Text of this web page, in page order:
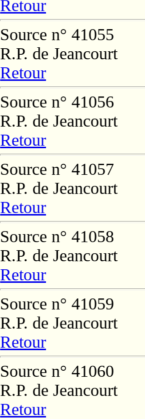
Retour
Source n° 41055
R.P. de Jeancourt
Retour
Source n° 41056
R.P. de Jeancourt
Retour
Source n° 41057
R.P. de Jeancourt
Retour
Source n° 41058
R.P. de Jeancourt
Retour
Source n° 41059
R.P. de Jeancourt
Retour
Source n° 41060
R.P. de Jeancourt
Retour